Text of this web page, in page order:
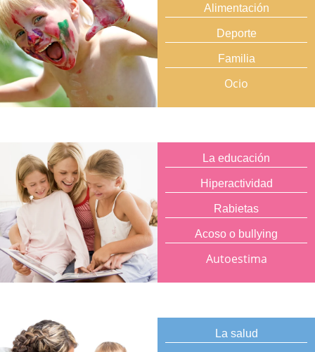
Alimentación
Deporte
Familia
Ocio
La educación
Hiperactividad
Rabietas
Acoso o bullying
Autoestima
La salud